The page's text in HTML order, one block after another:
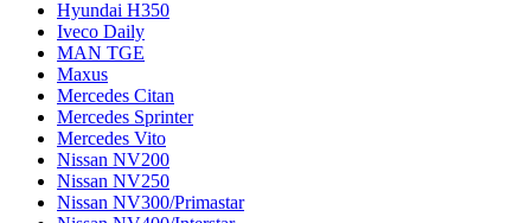
Hyundai H350
Iveco Daily
MAN TGE
Maxus
Mercedes Citan
Mercedes Sprinter
Mercedes Vito
Nissan NV200
Nissan NV250
Nissan NV300/Primastar